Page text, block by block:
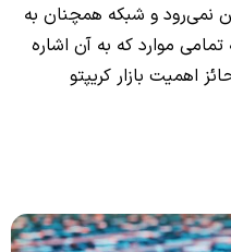
نمی‌رود و شبکه همچنان به
موارد که به آن اشاره
اهمیت بازار کریپتو